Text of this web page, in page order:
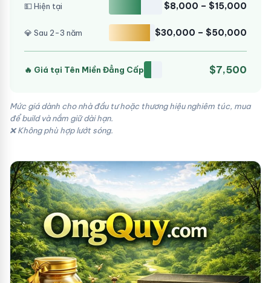
💵 Hiện tại $8,000 – $15,000
💎 Sau 2-3 năm $30,000 – $50,000
🔥 Giá tại Tên Miền Đẳng Cấp $7,500
Mức giá dành cho nhà đầu tư hoặc thương hiệu nghiêm túc, mua
để build và nắm giữ dài hạn.
❌ Không phù hợp lướt sóng.